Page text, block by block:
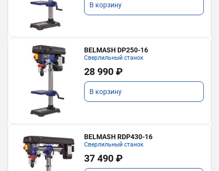
В корзину
BELMASH DP250-16
Сверлильный станок
28 990 ₽
В корзину
BELMASH RDP430-16
Сверлильный станок
37 490 ₽